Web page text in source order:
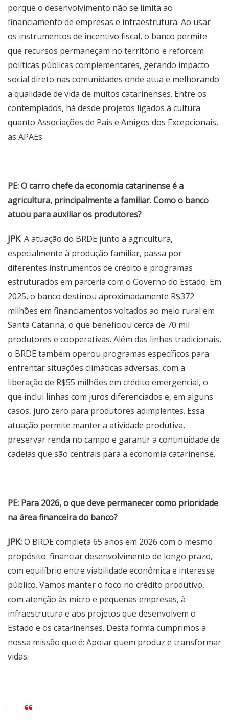
porque o desenvolvimento não se limita ao
financiamento de empresas e infraestrutura. Ao usar
os instrumentos de incentivo fiscal, o banco permite
que recursos permaneçam no território e reforcem
políticas públicas complementares, gerando impacto
social direto nas comunidades onde atua e melhorando
a qualidade de vida de muitos catarinenses. Entre os
contemplados, há desde projetos ligados à cultura
quanto Associações de Pais e Amigos dos Excepcionais,
as APAEs.
PE: O carro chefe da economia catarinense é a
agricultura, principalmente a familiar. Como o banco
atuou para auxiliar os produtores?
JPK: A atuação do BRDE junto à agricultura,
especialmente à produção familiar, passa por
diferentes instrumentos de crédito e programas
estruturados em parceria com o Governo do Estado. Em
2025, o banco destinou aproximadamente R$372
milhões em financiamentos voltados ao meio rural em
Santa Catarina, o que beneficiou cerca de 70 mil
produtores e cooperativas. Além das linhas tradicionais,
o BRDE também operou programas específicos para
enfrentar situações climáticas adversas, com a
liberação de R$55 milhões em crédito emergencial, o
que inclui linhas com juros diferenciados e, em alguns
casos, juro zero para produtores adimplentes. Essa
atuação permite manter a atividade produtiva,
preservar renda no campo e garantir a continuidade de
cadeias que são centrais para a economia catarinense.
PE: Para 2026, o que deve permanecer como prioridade
na área financeira do banco?
JPK:O BRDE completa 65 anos em 2026 com o mesmo
propósito: financiar desenvolvimento de longo prazo,
com equilíbrio entre viabilidade econômica e interesse
público. Vamos manter o foco no crédito produtivo,
com atenção às micro e pequenas empresas, à
infraestrutura e aos projetos que desenvolvem o
Estado e os catarinenses. Desta forma cumprimos a
nossa missão que é: Apoiar quem produz e transformar
vidas.